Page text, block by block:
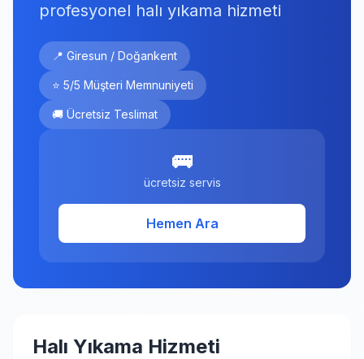
profesyonel halı yıkama hizmeti
📍 Giresun / Doğankent
⭐ 5/5 Müşteri Memnuniyeti
🚚 Ücretsiz Teslimat
🚌
ücretsiz servis
Hemen Ara
Halı Yıkama Hizmeti